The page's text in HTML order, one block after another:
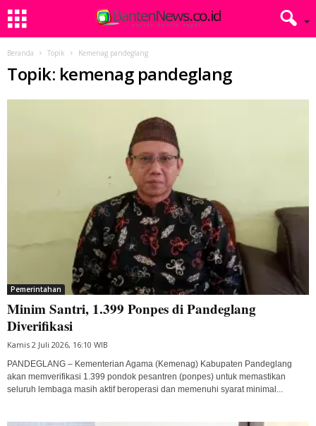
Beranda Topik Kemenag pandeglang
Topik: kemenag pandeglang
Pemerintahan
Minim Santri, 1.399 Ponpes di Pandeglang
Diverifikasi
Kamis 2 Juli 2026, 16:10 WIB
PANDEGLANG – Kementerian Agama (Kemenag) Kabupaten Pandeglang
akan memverifikasi 1.399 pondok pesantren (ponpes) untuk memastikan
seluruh lembaga masih aktif beroperasi dan memenuhi syarat minimal...